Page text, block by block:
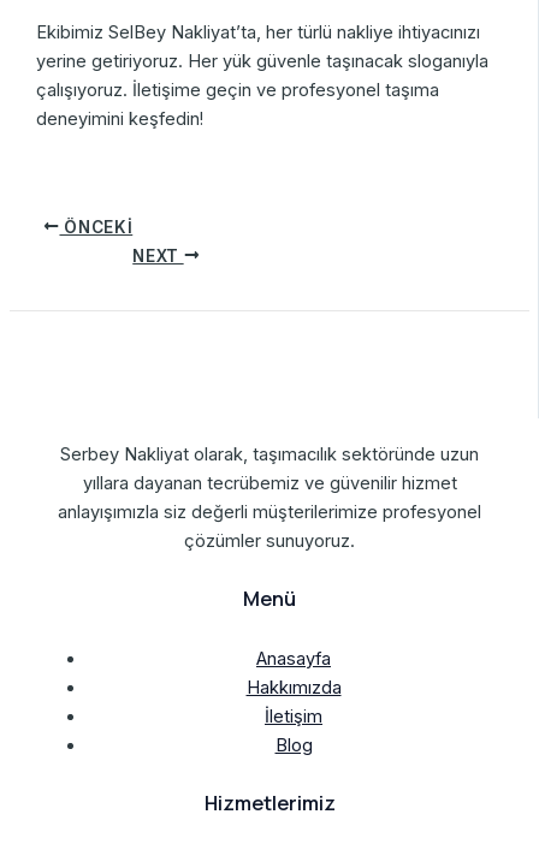
Ekibimiz SelBey Nakliyat’ta, her türlü nakliye ihtiyacınızı
yerine getiriyoruz. Her yük güvenle taşınacak sloganıyla
çalışıyoruz. İletişime geçin ve profesyonel taşıma
deneyimini keşfedin!
ÖNCEKI
NEXT
Serbey Nakliyat olarak, taşımacılık sektöründe uzun
yıllara dayanan tecrübemiz ve güvenilir hizmet
anlayışımızla siz değerli müşterilerimize profesyonel
çözümler sunuyoruz.
Menü
Anasayfa
Hakkımızda
İletişim
Blog
Hizmetlerimiz